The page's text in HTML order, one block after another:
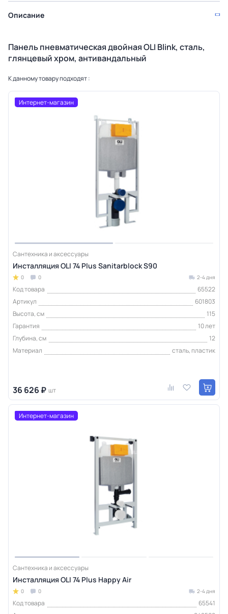
Описание
Панель пневматическая двойная OLI Blink, сталь,
глянцевый хром, антивандальный
К данному товару подходят :
Интернет-магазин
Сантехника и аксессуары
Инсталляция OLI 74 Plus Sanitarblock S90
0 0 2-4 дня
Код товара
65522
Артикул
601803
Высота, см
115
Гарантия
10 лет
Глубина, см
12
Материал
сталь, пластик
36 626 ₽ шт
Интернет-магазин
Сантехника и аксессуары
Инсталляция OLI 74 Plus Happy Air
0 0 2-4 дня
Код товара
65541